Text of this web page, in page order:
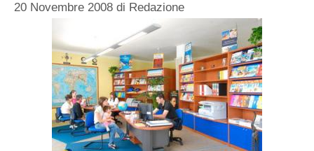
20 Novembre 2008 di Redazione